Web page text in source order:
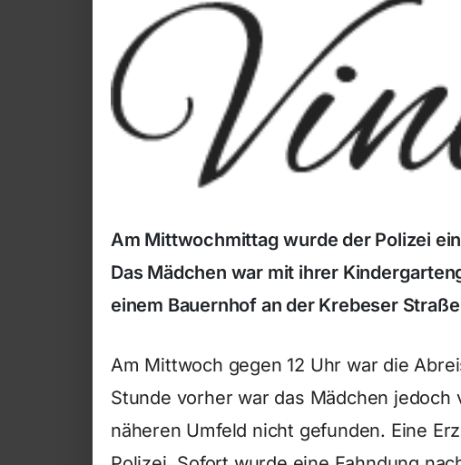
Am Mittwochmittag wurde der Polizei
Das Mädchen war mit ihrer
einem Bauernhof an der Krebeser
Am Mittwoch gegen 12 Uhr war die
Stunde vorher war das Mädchen
näheren Umfeld nicht gefunden. Eine